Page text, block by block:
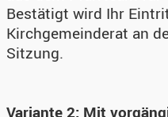
Bestätigt wird Ihr
Kirchgemeinderat an
Sitzung.
Variante 2: Mit